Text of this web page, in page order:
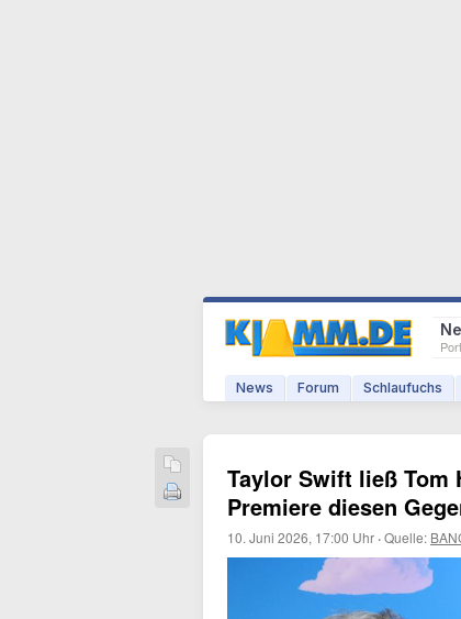
News Forum Schlaufuchs
Taylor Swift ließ Tom
Premiere diesen
10. Juni 2026, 17:00 Uhr ·Quelle: